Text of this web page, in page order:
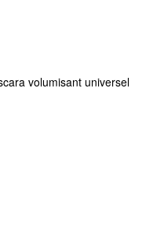
volumisant universel